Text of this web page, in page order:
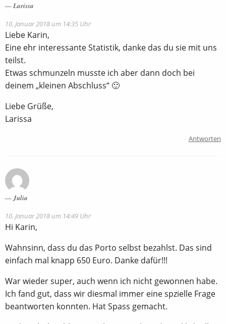
Larissa
10. Januar 2018 um 14:35 Uhr
Liebe Karin,
Eine ehr interessante Statistik, danke das du sie mit uns
teilst.
Etwas schmunzeln musste ich aber dann doch bei
deinem „kleinen Abschluss“ 🙂
Liebe Grüße,
Larissa
Antworten
Julia
10. Januar 2018 um 14:49 Uhr
Hi Karin,
Wahnsinn, dass du das Porto selbst bezahlst. Das sind
einfach mal knapp 650 Euro. Danke dafür!!!
War wieder super, auch wenn ich nicht gewonnen habe.
Ich fand gut, dass wir diesmal immer eine spzielle Frage
beantworten konnten. Hat Spass gemacht.